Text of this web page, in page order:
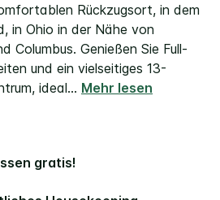
Rückzugsort, in dem
in Ohio in der Nähe von
Columbus. Genießen Sie Full-
und ein vielseitiges 13-
ideal... Mehr lesen
gratis!